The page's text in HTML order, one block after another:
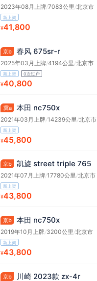
2023年08月上牌/7083公里 /北京市
新上架
¥41,800
京b 春风 675sr-r
2025年03月上牌/4194公里 /北京市
新上架 0次过户
¥40,800
冀a 本田 nc750x
2021年03月上牌/14239公里 /北京市
新上架
¥45,800
京b 凯旋 street triple 765
2021年07月上牌/17780公里/北京市
新上架
¥43,800
京b 本田 nc750x
2019年10月上牌/3200公里/北京市
新上架
¥43,800
京b 川崎 2023款 zx-4r